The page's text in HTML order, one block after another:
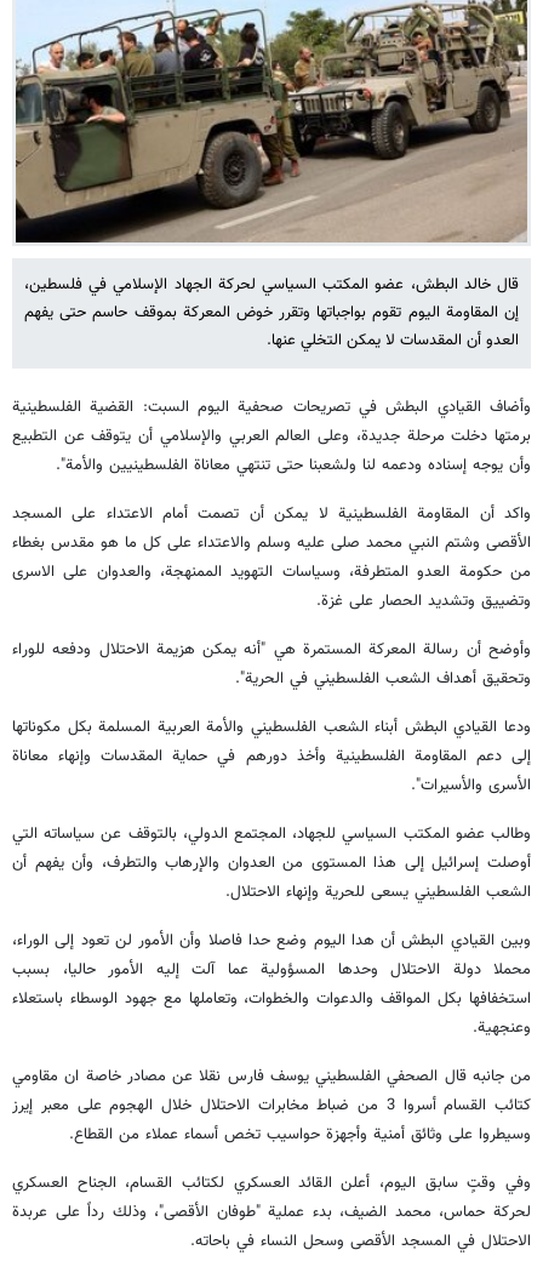
قال خالد البطش، عضو المكتب السياسي لحركة الجهاد الإسلامي في فلسطين،
إن المقاومة اليوم تقوم بواجباتها وتقرر خوض المعركة بموقف حاسم حتى يفهم
العدو أن المقدسات لا يمكن التخلي عنها.
وأضاف القيادي البطش في تصريحات صحفية اليوم السبت: القضية الفلسطينية
برمتها دخلت مرحلة جديدة، وعلى العالم العربي والإسلامي أن يتوقف عن التطبيع
وأن يوجه إسناده ودعمه لنا ولشعبنا حتى تنتهي معاناة الفلسطينيين والأمة".
واكد أن المقاومة الفلسطينية لا يمكن أن تصمت أمام الاعتداء على المسجد
الأقصى وشتم النبي محمد صلى عليه وسلم والاعتداء على كل ما هو مقدس بغطاء
من حكومة العدو المتطرفة، وسياسات التهويد الممنهجة، والعدوان على الاسرى
وتضييق وتشديد الحصار على غزة.
وأوضح أن رسالة المعركة المستمرة هي "أنه يمكن هزيمة الاحتلال ودفعه للوراء
وتحقيق أهداف الشعب الفلسطيني في الحرية".
ودعا القيادي البطش أبناء الشعب الفلسطيني والأمة العربية المسلمة بكل مكوناتها
إلى دعم المقاومة الفلسطينية وأخذ دورهم في حماية المقدسات وإنهاء معاناة
الأسرى والأسيرات".
وطالب عضو المكتب السياسي للجهاد، المجتمع الدولي، بالتوقف عن سياساته التي
أوصلت إسرائيل إلى هذا المستوى من العدوان والإرهاب والتطرف، وأن يفهم أن
الشعب الفلسطيني يسعى للحرية وإنهاء الاحتلال.
وبين القيادي البطش أن هدا اليوم وضع حدا فاصلا وأن الأمور لن تعود إلى الوراء،
محملا دولة الاحتلال وحدها المسؤولية عما آلت إليه الأمور حاليا، بسبب
استخفافها بكل المواقف والدعوات والخطوات، وتعاملها مع جهود الوسطاء باستعلاء
وعنجهية.
من جانبه قال الصحفي الفلسطيني يوسف فارس نقلا عن مصادر خاصة ان مقاومي
كتائب القسام أسروا 3 من ضباط مخابرات الاحتلال خلال الهجوم على معبر إيرز
وسيطروا على وثائق أمنية وأجهزة حواسيب تخص أسماء عملاء من القطاع.
وفي وقتٍ سابق اليوم، أعلن القائد العسكري لكتائب القسام، الجناح العسكري
لحركة حماس، محمد الضيف، بدء عملية "طوفان الأقصى"، وذلك رداً على عربدة
الاحتلال في المسجد الأقصى وسحل النساء في باحاته.